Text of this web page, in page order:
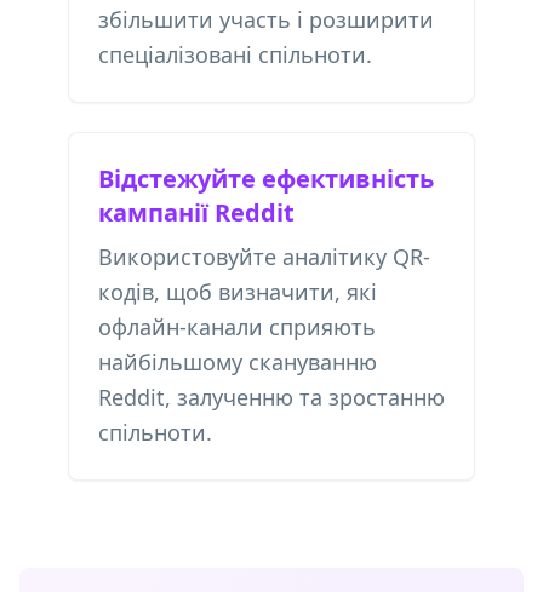
збільшити участь і розширити
спеціалізовані спільноти.
Відстежуйте ефективність
кампанії Reddit
Використовуйте аналітику QR-
кодів, щоб визначити, які
офлайн-канали сприяють
найбільшому скануванню
Reddit, залученню та зростанню
спільноти.